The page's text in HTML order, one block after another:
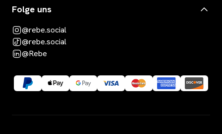
Folge uns
@rebe.social
@rebe.social
@Rebe